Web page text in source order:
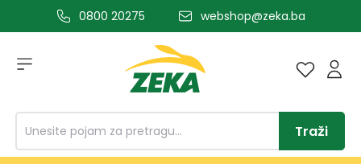
glavni sadržaj0800 20275 webshop@zeka.ba
Traži